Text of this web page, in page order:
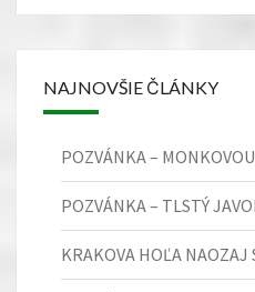
NAJNOVŠIE ČLÁNKY
POZVÁNKA –
POZVÁNKA – TLSTÝ
KRAKOVA HOĽA